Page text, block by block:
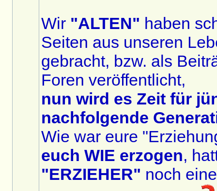
Wir "ALTEN" haben
Seiten aus unseren
gebracht, bzw. als
Foren veröffentlicht,
nun wird es Zeit für
nachfolgende
Wie war eure
euch WIE erzogen,
"ERZIEHER" noch